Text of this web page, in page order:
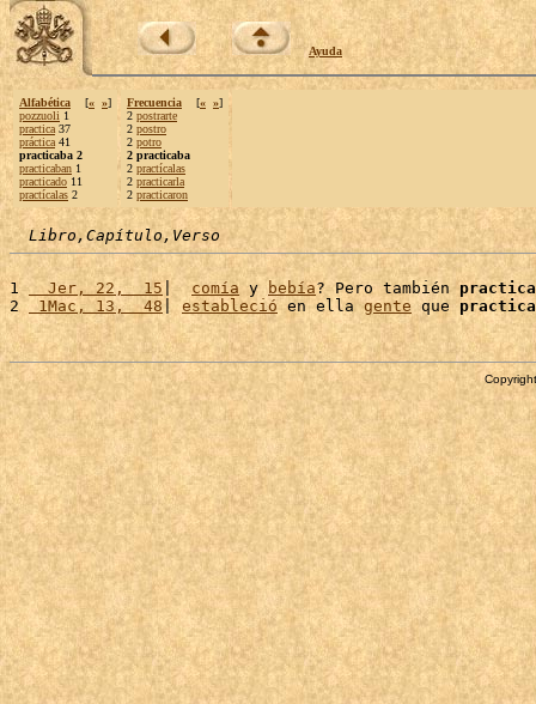
Ayuda
Alfabética [« »]
pozzuoli 1
practica 37
práctica 41
practicaba 2
practicaban 1
practicado 11
practícalas 2
Frecuencia [« »]
2 postrarte
2 postro
2 potro
2 practicaba
2 practícalas
2 practicarla
2 practicaron
Libro,Capítulo,Verso
1
  Jer, 22,  15
| comía y bebía? Pero también
2 1Mac, 13,  48 | estableció en ella gente que